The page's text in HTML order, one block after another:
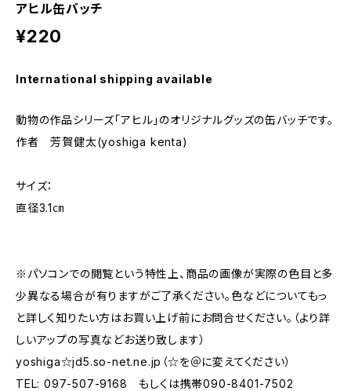
アヒル缶バッチ
¥220
International shipping available
動物の作品シリーズ「アヒル」のオリジナルグッズの缶バッチです。
作者 芳賀健太(yoshiga kenta)
サイズ：
直径3.1㎝
※パソコンでの閲覧という特性上、商品の画像が実際の色目と多
少異なる場合が有りますがご了承ください。色などについてもっ
と詳しく知りたい方はお買い上げ前にお問合せください。（より詳
しいアップの写真などお送り致します）
yoshiga☆jd5.so-net.ne.jp（☆を＠に変えてください）
TEL: 097-507-9168 もしくは携帯090-8401-7502